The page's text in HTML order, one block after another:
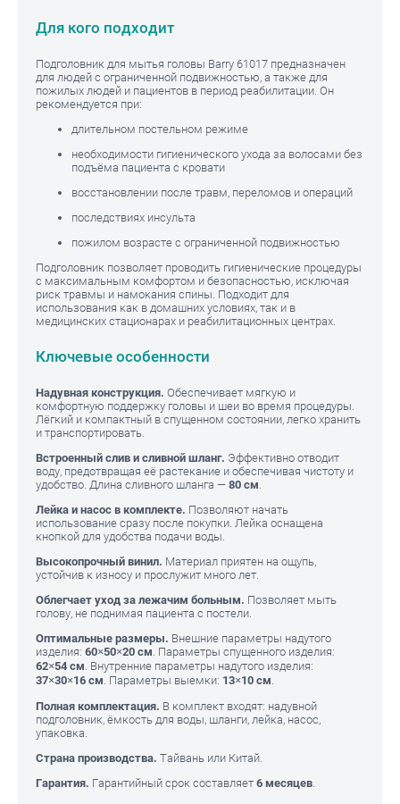
Для кого подходит
Подголовник для мытья головы Barry 61017 предназначен
для людей с ограниченной подвижностью, а также для
пожилых людей и пациентов в период реабилитации. Он
рекомендуется при:
длительном постельном режиме
необходимости гигиенического ухода за волосами без
подъёма пациента с кровати
восстановлении после травм, переломов и операций
последствиях инсульта
пожилом возрасте с ограниченной подвижностью
Подголовник позволяет проводить гигиенические процедуры
с максимальным комфортом и безопасностью, исключая
риск травмы и намокания спины. Подходит для
использования как в домашних условиях, так и в
медицинских стационарах и реабилитационных центрах.
Ключевые особенности
Надувная конструкция. Обеспечивает мягкую и
комфортную поддержку головы и шеи во время процедуры.
Лёгкий и компактный в спущенном состоянии, легко хранить
и транспортировать.
Встроенный слив и сливной шланг. Эффективно отводит
воду, предотвращая её растекание и обеспечивая чистоту и
удобство. Длина сливного шланга — 80 см
Лейка и насос в комплекте. Позволяют начать
использование сразу после покупки. Лейка оснащена
кнопкой для удобства подачи воды.
Высокопрочный винил. Материал приятен на ощупь,
устойчив к износу и прослужит много лет.
Облегчает уход за лежачим больным. Позволяет мыть
голову, не поднимая пациента с постели.
Оптимальные размеры. Внешние параметры надутого
изделия: 60×50×20 см . Параметры спущенного изделия:
62×54 см . Внутренние параметры надутого изделия:
37×30×16 см . Параметры выемки: 13×10 см
Полная комплектация. В комплект входят: надувной
подголовник, ёмкость для воды, шланги, лейка, насос,
упаковка.
Страна производства. Тайвань или Китай.
Гарантия. Гарантийный срок составляет 6 месяцев